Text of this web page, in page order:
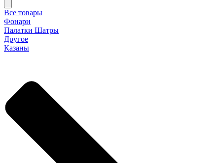
Все товары
Фонари
Палатки Шатры
Другое
Казаны